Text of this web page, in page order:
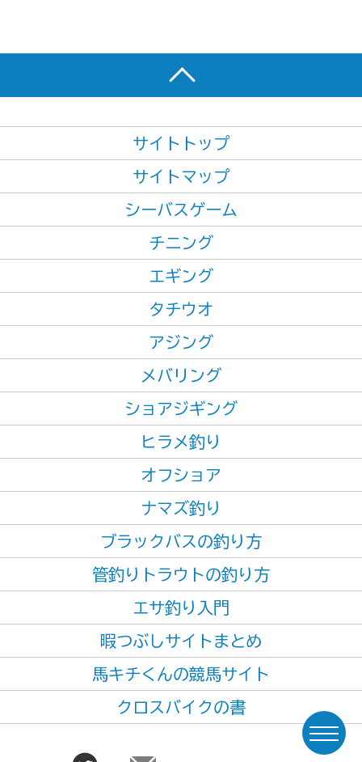
サイトトップ
サイトマップ
シーバスゲーム
チニング
エギング
タチウオ
アジング
メバリング
ショアジギング
ヒラメ釣り
オフショア
ナマズ釣り
ブラックバスの釣り方
管釣りトラウトの釣り方
エサ釣り入門
暇つぶしサイトまとめ
馬キチくんの競馬サイト
クロスバイクの書